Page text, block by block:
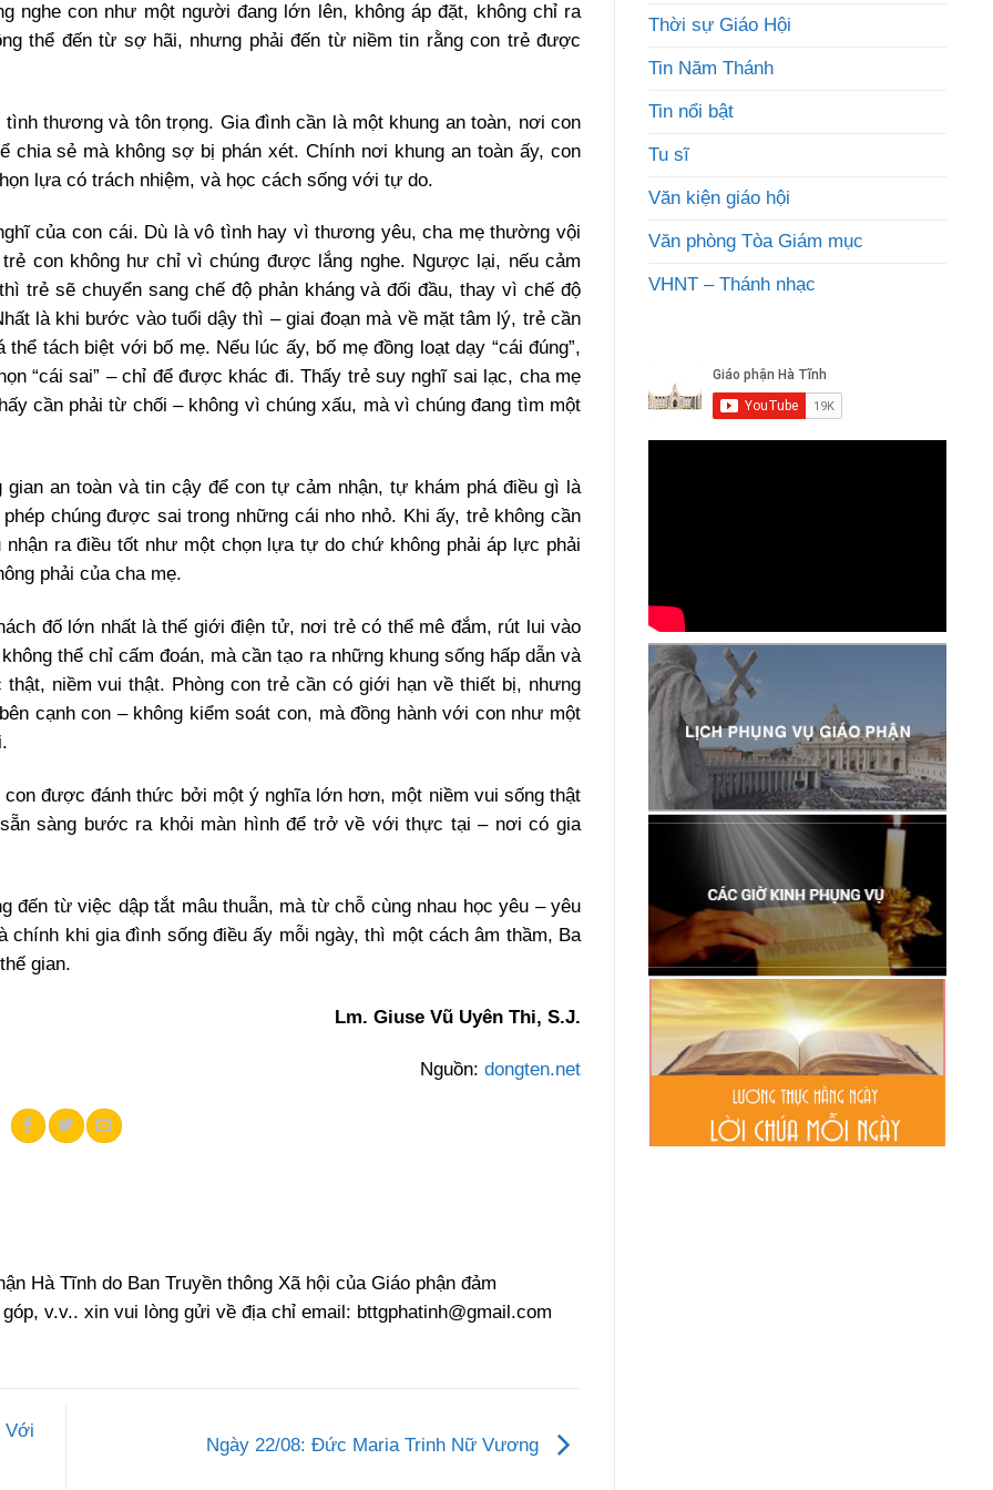
nghe con như một người đang lớn lên, không áp đặt, không chỉ ra
thể đến từ sợ hãi, nhưng phải đến từ niềm tin rằng con trẻ được
thương và tôn trọng. Gia đình cần là một khung an toàn, nơi con
sẻ mà không sợ bị phán xét. Chính nơi khung an toàn ấy, con
lựa có trách nhiệm, và học cách sống với tự do.
của con cái. Dù là vô tình hay vì thương yêu, cha mẹ thường vội
con không hư chỉ vì chúng được lắng nghe. Ngược lại, nếu cảm
trẻ sẽ chuyển sang chế độ phản kháng và đối đầu, thay vì chế độ
là khi bước vào tuổi dậy thì – giai đoạn mà về mặt tâm lý, trẻ cần
tách biệt với bố mẹ. Nếu lúc ấy, bố mẹ đồng loạt dạy “cái đúng”,
“cái sai” – chỉ để được khác đi. Thấy trẻ suy nghĩ sai lạc, cha mẹ
cần phải từ chối – không vì chúng xấu, mà vì chúng đang tìm một
an toàn và tin cậy để con tự cảm nhận, tự khám phá điều gì là
chúng được sai trong những cái nho nhỏ. Khi ấy, trẻ không cần
ra điều tốt như một chọn lựa tự do chứ không phải áp lực phải
phải của cha mẹ.
đố lớn nhất là thế giới điện tử, nơi trẻ có thể mê đắm, rút lui vào
thể chỉ cấm đoán, mà cần tạo ra những khung sống hấp dẫn và
niềm vui thật. Phòng con trẻ cần có giới hạn về thiết bị, nhưng
cạnh con – không kiểm soát con, mà đồng hành với con như một
được đánh thức bởi một ý nghĩa lớn hơn, một niềm vui sống thật
sàng bước ra khỏi màn hình để trở về với thực tại – nơi có gia
đến từ việc dập tắt mâu thuẫn, mà từ chỗ cùng nhau học yêu – yêu
khi gia đình sống điều ấy mỗi ngày, thì một cách âm thầm, Ba
gian.
Lm. Giuse Vũ Uyên Thi, S.J.
Nguồn: dongten.net
Hà Tĩnh do Ban Truyền thông Xã hội của Giáo phận đảm
v.v.. xin vui lòng gửi về địa chỉ email: bttgphatinh@gmail.com
Với
Ngày 22/08: Đức Maria Trinh Nữ Vương
Thời sự Giáo Hội
Tin Năm Thánh
Tin nổi bật
Tu sĩ
Văn kiện giáo hội
Văn phòng Tòa Giám mục
VHNT – Thánh nhạc